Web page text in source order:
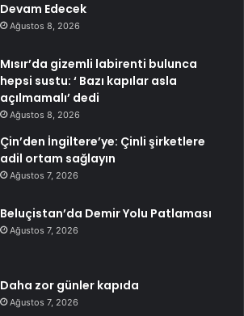
Devam Edecek
Ağustos 8, 2026
Mısır’da gizemli labirenti bulunca
hepsi sustu: ‘ Bazı kapılar asla
açılmamalı’ dedi
Ağustos 8, 2026
Çin’den İngiltere’ye: Çinli şirketlere
adil ortam sağlayın
Ağustos 7, 2026
Beluçistan’da Demir Yolu Patlaması
Ağustos 7, 2026
Daha zor günler kapıda
Ağustos 7, 2026